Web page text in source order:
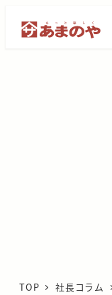
TOP 社長コラム